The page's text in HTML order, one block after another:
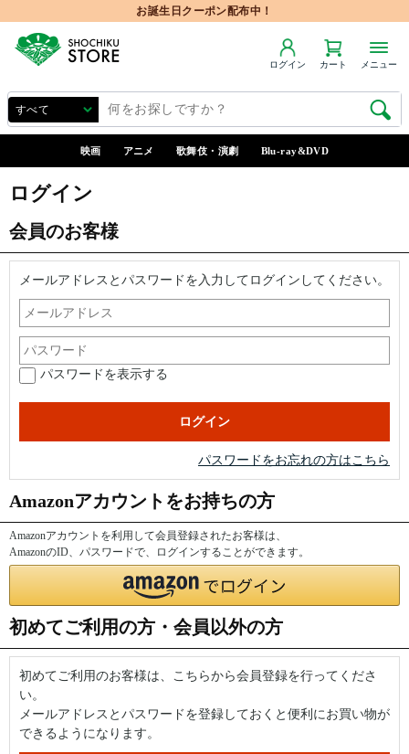
お誕生日クーポン配布中！
ログイン カート メニュー
映画 アニメ 歌舞伎・演劇 Blu-ray&DVD
ログイン
会員のお客様
メールアドレスとパスワードを入力してログインしてください。
パスワードを表示する
パスワードをお忘れの方はこちら
Amazonアカウントをお持ちの方
Amazonアカウントを利用して会員登録されたお客様は、
AmazonのID、パスワードで、ログインすることができます。
初めてご利用の方・会員以外の方
初めてご利用のお客様は、こちらから会員登録を行ってくださ
い。
メールアドレスとパスワードを登録しておくと便利にお買い物が
できるようになります。